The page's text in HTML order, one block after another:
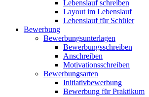
Lebenslauf schreiben
Layout im Lebenslauf
Lebenslauf für Schüler
Bewerbung
Bewerbungsunterlagen
Bewerbungsschreiben
Anschreiben
Motivationsschreiben
Bewerbungsarten
Initiativbewerbung
Bewerbung für Praktikum